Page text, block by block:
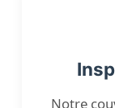
Notre